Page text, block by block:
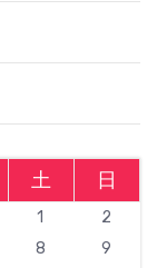
土 日
1
2
8
9